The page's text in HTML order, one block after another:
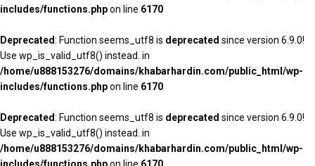
includes/functions.phpon line 6170
Deprecated: Function seems_utf8 is deprecated since version 6.9.0!
Use wp_is_valid_utf8() instead. in
/home/u888153276/domains/khabarhardin.com/public_html/wp-
includes/functions.phpon line 6170
Deprecated: Function seems_utf8 is deprecated since version 6.9.0!
Use wp_is_valid_utf8() instead. in
/home/u888153276/domains/khabarhardin.com/public_html/wp-